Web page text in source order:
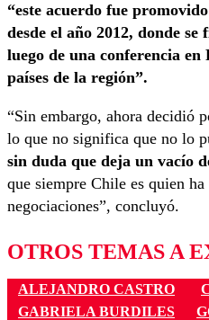
“este acuerdo fue
desde el año 2012, donde
luego de una conferencia
países de la región”.
“Sin embargo, ahora decidió
lo que no significa que no lo
sin duda que deja un vacío
que siempre Chile es quien ha
negociaciones”, concluyó.
OTROS TEMAS A
ALEJANDRO CASTRO
GABRIELA BURDILES